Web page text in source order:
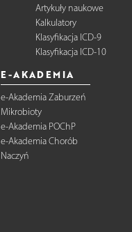
Artykuły naukowe
Kalkulatory
Klasyfikacja ICD-9
Klasyfikacja ICD-10
E-AKADEMIA
e-Akademia Zaburzeń
Mikrobioty
e-Akademia POChP
e-Akademia Chorób
Naczyń